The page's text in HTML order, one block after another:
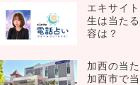
エキサイ
生は当た
容は？
加西の当
加西市で